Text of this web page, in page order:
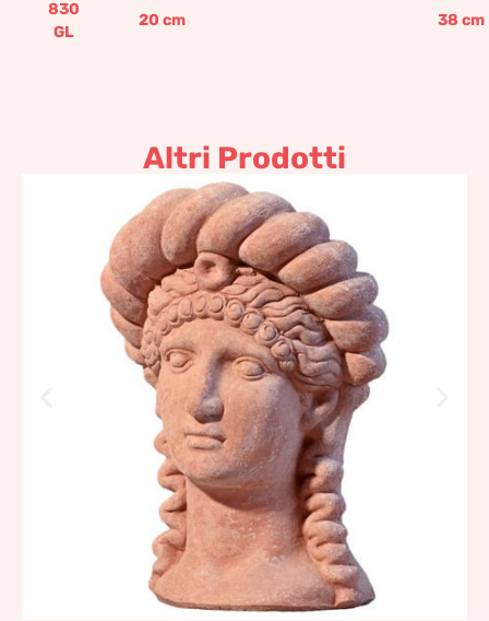
830
GL
20 cm 38 cm
Altri Prodotti
Testa di etrusca
153,35€–184,04€